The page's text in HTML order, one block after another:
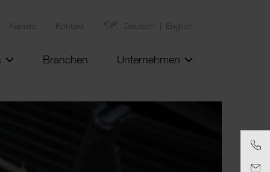
Karriere Kontakt Deutsch English
Branchen Unternehmen